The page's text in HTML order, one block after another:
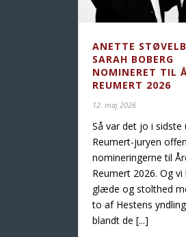
ANETTE
SARAH BOBERG
NOMINERET TIL
REUMERT 2026
12. maj 2026
Så var det jo i sidste
Reumert-juryen
nomineringerne til
Reumert 2026. Og vi
glæde og stolthed
to af Hestens
blandt de [...]